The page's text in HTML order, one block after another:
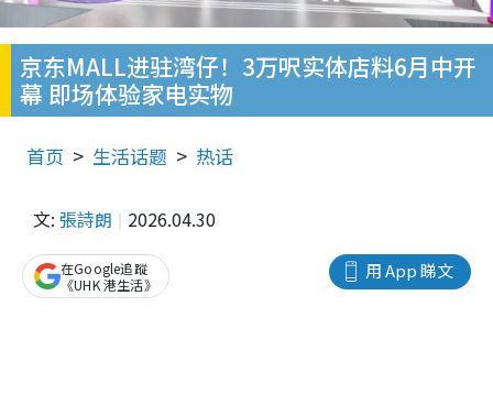
京东MALL进驻湾仔！3万呎实体店料6月中开
幕 即场体验家电实物
首页 生活话题 热话
文: 張詩朗 2026.04.30
用 App 睇文
在Google追蹤
《UHK 港生活》